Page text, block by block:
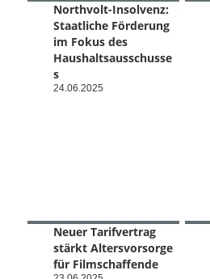
Northvolt-Insolvenz:
Staatliche Förderung
im Fokus des
Haushaltsausschusse
s
24.06.2025
Neuer Tarifvertrag
stärkt Altersvorsorge
für Filmschaffende